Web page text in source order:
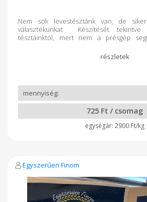
Nem sok levestésztánk van, de
választékunkat Készítését
tésztáinktól, mert nem a présgép
formálódik. Szeretem a hagyományokat,
legszebb szavunk is. Egy olyan géppel
utódja lenni s legalább olyan finom és
készíteni ahogyan ő is tette.
725 Ft / csomag
2900 Ft/kg
Egyszerűen Finom